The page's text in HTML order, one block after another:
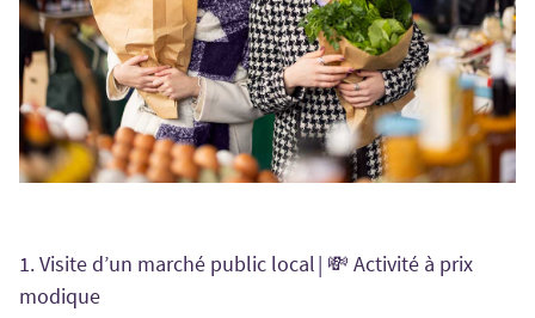
1. Visite d’un marché public local | 💸 Activité à prix
modique